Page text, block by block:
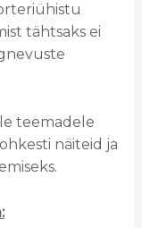
tähtsaks ei
teemadele
näiteid ja